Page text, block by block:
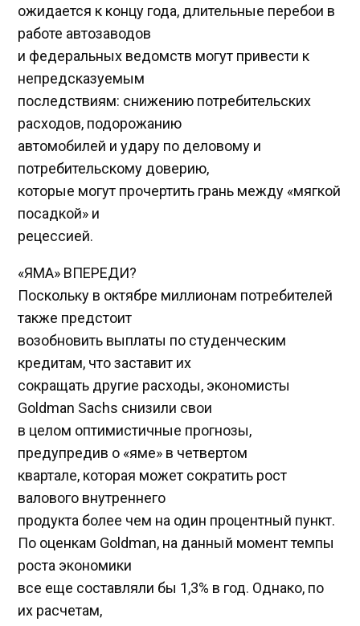
ожидается к концу года, длительные перебои в
работе автозаводов
и федеральных ведомств могут привести к
непредсказуемым
последствиям: снижению потребительских
расходов, подорожанию
автомобилей и удару по деловому и
потребительскому доверию,
которые могут прочертить грань между «мягкой
посадкой» и
рецессией.
«ЯМА» ВПЕРЕДИ?
Поскольку в октябре миллионам потребителей
также предстоит
возобновить выплаты по студенческим
кредитам, что заставит их
сокращать другие расходы, экономисты
Goldman Sachs снизили свои
в целом оптимистичные прогнозы,
предупредив о «яме» в четвертом
квартале, которая может сократить рост
валового внутреннего
продукта более чем на один процентный пункт.
По оценкам Goldman, на данный момент темпы
роста экономики
все еще составляли бы 1,3% в год. Однако, по
их расчетам,